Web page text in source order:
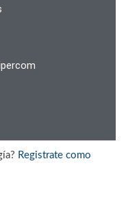
Registrate como